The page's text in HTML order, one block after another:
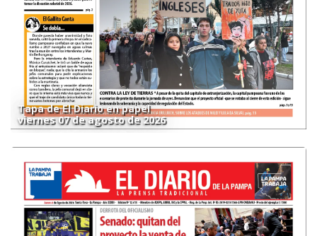
Tapa de El Diario en papel
viernes 07 de agosto de 2026